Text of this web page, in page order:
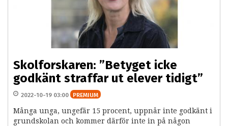
Skolforskaren: ”Betyget icke
godkänt straffar ut elever tidigt”
2022-10-19 03:00 PREMIUM
Många unga, ungefär 15 procent, uppnår inte godkänt i
grundskolan och kommer därför inte in på någon